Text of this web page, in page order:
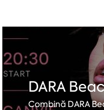
DARA
Combină DARA